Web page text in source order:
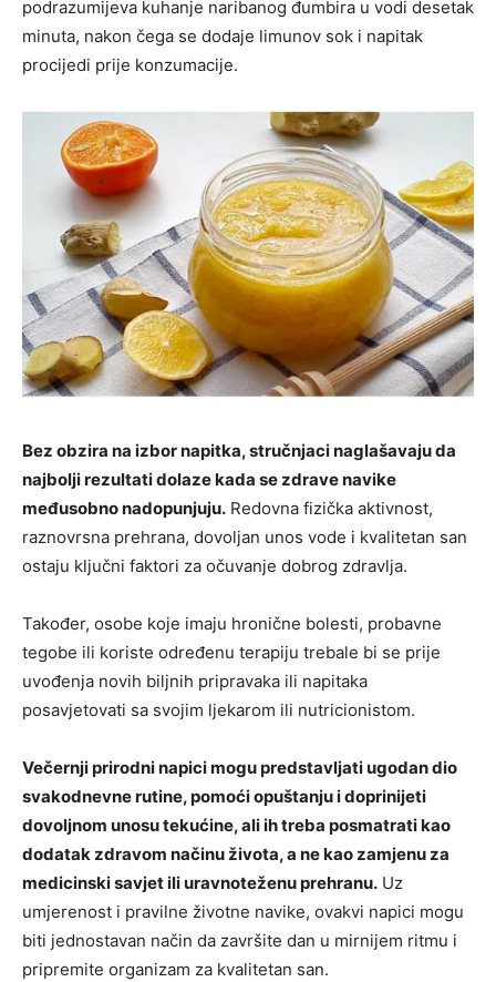
podrazumijeva kuhanje naribanog đumbira u vodi desetak
minuta, nakon čega se dodaje limunov sok i napitak
procijedi prije konzumacije.
Bez obzira na izbor napitka, stručnjaci naglašavaju da
najbolji rezultati dolaze kada se zdrave navike
međusobno nadopunjuju. Redovna fizička aktivnost,
raznovrsna prehrana, dovoljan unos vode i kvalitetan san
ostaju ključni faktori za očuvanje dobrog zdravlja.
Također, osobe koje imaju hronične bolesti, probavne
tegobe ili koriste određenu terapiju trebale bi se prije
uvođenja novih biljnih pripravaka ili napitaka
posavjetovati sa svojim ljekarom ili nutricionistom.
Večernji prirodni napici mogu predstavljati ugodan dio
svakodnevne rutine, pomoći opuštanju i doprinijeti
dovoljnom unosu tekućine, ali ih treba posmatrati kao
dodatak zdravom načinu života, a ne kao zamjenu za
medicinski savjet ili uravnoteženu prehranu. Uz
umjerenost i pravilne životne navike, ovakvi napici mogu
biti jednostavan način da završite dan u mirnijem ritmu i
pripremite organizam za kvalitetan san.